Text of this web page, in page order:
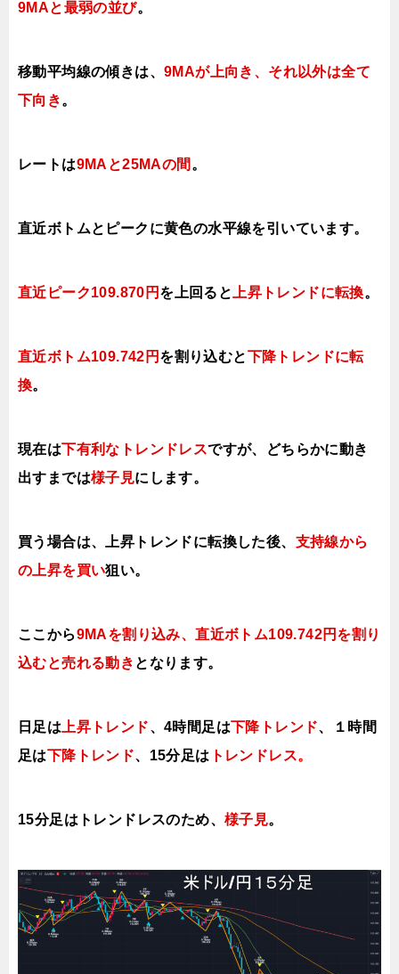
9MAと最弱の並び。
移動平均線の傾きは、 9MAが上向き、それ以外は全て
下向き。
レートは9MAと25MAの間 。
直近ボトムとピークに黄色の水平線を引いています。
直近ピーク109.870円 を上回ると 上昇トレンドに転換。
直近ボトム109.742円 を割り込むと下降トレンドに転
換。
現在は下有利なトレンドレスですが、
どちらかに動き
出すまでは様子見にします。
買う場合は、 上昇トレンドに転換した後、 支持線から
の上昇を買い狙い。
ここから9MAを割り込み、直近ボトム109.742円を割り
込むと売れる動き となります。
日足は 上昇トレンド、4時間足は下降トレンド、１時間
足は下降トレンド、15分足は ト レンドレス。
15分足はトレンドレスのため、 様子見。